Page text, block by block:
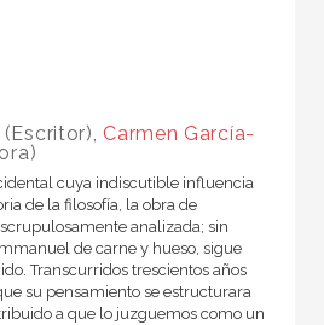
(Escritor), Carmen García-
cuya indiscutible influencia
de la filosofía, la obra de
analizada; sin
de carne y hueso, sigue
Transcurridos trescientos años
su pensamiento se estructurara
a que lo juzguemos como un